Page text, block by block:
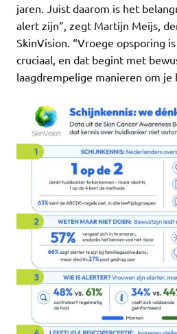
jaren. Juist daarom is het
alert zijn”, zegt Martijn Meijs,
SkinVision. “Vroege opsporing
cruciaal, en dat begint met
laagdrempelige manieren om je